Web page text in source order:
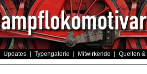
Updates Typengalerie Mitwirkende Quellen &